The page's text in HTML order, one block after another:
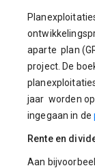
aparte plan
project. De
jaar worden
ingegaan in de
Rente en
Aan